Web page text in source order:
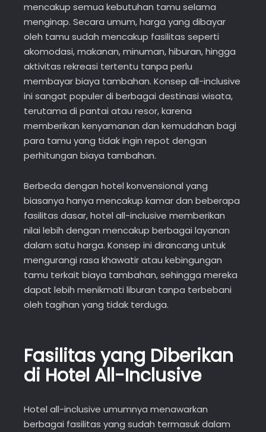
mencakup semua kebutuhan tamu selama
menginap. Secara umum, harga yang dibayar
oleh tamu sudah mencakup fasilitas seperti
akomodasi, makanan, minuman, hiburan, hingga
aktivitas rekreasi tertentu tanpa perlu
membayar biaya tambahan. Konsep all-inclusive
ini sangat populer di berbagai destinasi wisata,
terutama di pantai atau resor, karena
memberikan kenyamanan dan kemudahan bagi
para tamu yang tidak ingin repot dengan
perhitungan biaya tambahan.
Berbeda dengan hotel konvensional yang
biasanya hanya mencakup kamar dan beberapa
fasilitas dasar, hotel all-inclusive memberikan
nilai lebih dengan mencakup berbagai layanan
dalam satu harga. Konsep ini dirancang untuk
mengurangi rasa khawatir atau kebingungan
tamu terkait biaya tambahan, sehingga mereka
dapat lebih menikmati liburan tanpa terbebani
oleh tagihan yang tidak terduga.
Fasilitas yang Diberikan
di Hotel All-Inclusive
Hotel all-inclusive umumnya menawarkan
berbagai fasilitas yang sudah termasuk dalam